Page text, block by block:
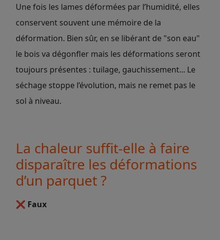
Une fois les lames déformées par l’humidité, elles
conservent souvent une mémoire de la
déformation. Bien sûr, en se libérant de "son eau"
le bois va dégonfler mais les déformations seront
toujours présentes : tuilage, gauchissement... Le
séchage stoppe l’évolution, mais ne remet pas le
sol à niveau.
La chaleur suffit-elle à faire
disparaître les déformations
d’un parquet ?
❌ Faux